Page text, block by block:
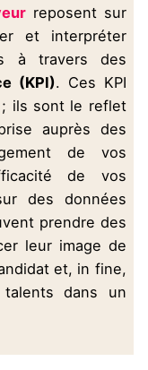
reposent sur
et interpréter
à travers des
(KPI). Ces KPI
ils sont le reflet
auprès des
de vos
de vos
des données
prendre des
leur image de
et, in fine,
dans un